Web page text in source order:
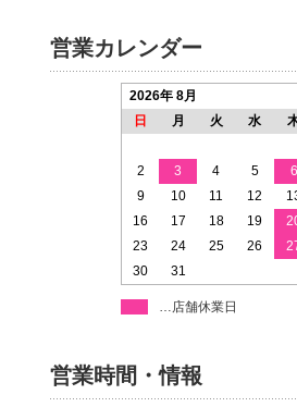
営業カレンダー
2026年 8月
日
月 火 水
2
3 4 5 6
9
10 11 12
16
17 18 19
23
24 25 26
30
31
…店舗休業日
営業時間・情報